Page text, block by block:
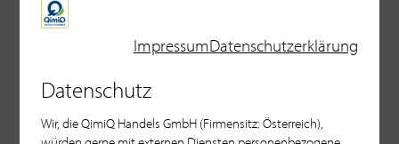
Firmensitz
5322 Hof bei Salzburg
Geschäftsführer
Rudolf F. Haindl
ImpressumDatenschutzerklärung
Datenschutz
Wir, die QimiQ Handels GmbH (Firmensitz: Österreich),